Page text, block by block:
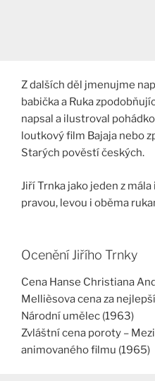
Z dalších děl jmenujme
babička a Ruka
napsal a ilustroval
loutkový film Bajaja nebo
Starých pověstí českých.
Jiří Trnka jako jeden z
pravou, levou i oběma
Ocenění Jiřího Trnky
Cena Hanse Christiana
Mellièsova cena za
Národní umělec (1963)
Zvláštní cena poroty –
animovaného filmu (1965)